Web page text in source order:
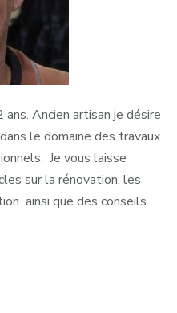
ans. Ancien artisan je désire
le domaine des travaux
Je vous laisse
sur la rénovation, les
ainsi que des conseils.